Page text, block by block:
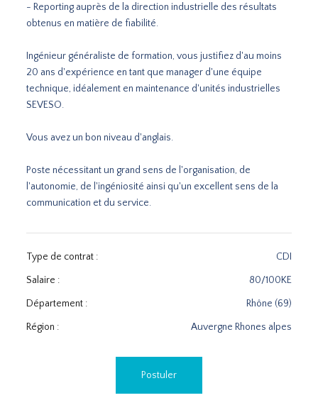
- Reporting auprès de la direction industrielle des résultats
obtenus en matière de fiabilité.
Ingénieur généraliste de formation, vous justifiez d'au moins
20 ans d'expérience en tant que manager d'une équipe
technique, idéalement en maintenance d'unités industrielles
SEVESO.
Vous avez un bon niveau d'anglais.
Poste nécessitant un grand sens de l'organisation, de
l'autonomie, de l'ingéniosité ainsi qu'un excellent sens de la
communication et du service.
Type de contrat : CDI
Salaire : 80/100KE
Département : Rhône (69)
Région : Auvergne Rhones alpes
Postuler